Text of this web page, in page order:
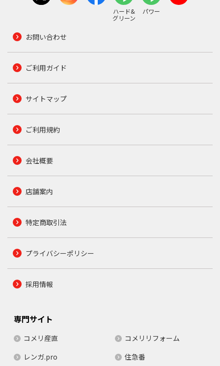
ハード&
グリーン
パワー
お問い合わせ
ご利用ガイド
サイトマップ
ご利用規約
会社概要
店舗案内
特定商取引法
プライバシーポリシー
採用情報
専門サイト
コメリ産直
コメリリフォーム
レンガ.pro
住急番